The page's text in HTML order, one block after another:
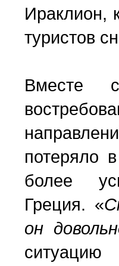
Ираклион,
туристов
потеряло
более
Греция. «
он